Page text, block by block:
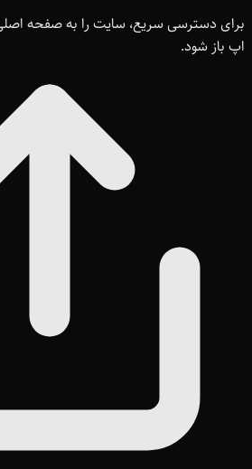
برای دسترسی سریع، سایت را به صفحه
اپ باز شود.